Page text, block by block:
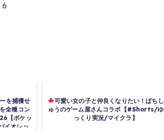
6
を捕獲せ
全種コン
【ポケッ
イオレッ
可愛い女の子と仲良くなりたい！ぱちし
ゅうのゲーム屋さんコラボ【#Shorts/ゆ
っくり実況/マイクラ】